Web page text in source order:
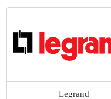
Legrand